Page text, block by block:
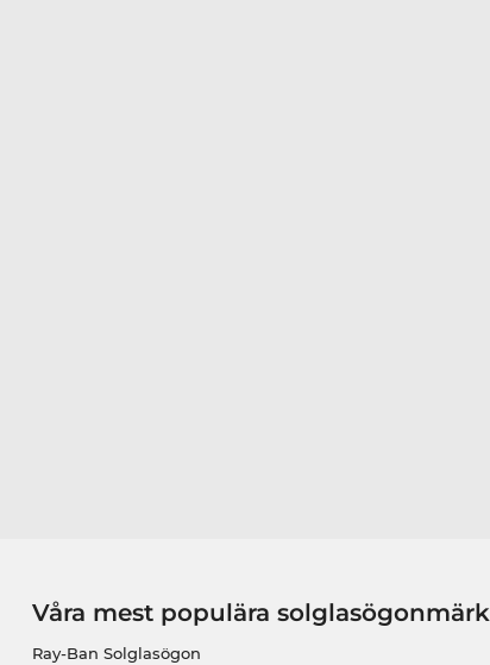
Våra mest populära
Ray-Ban Solglasögon